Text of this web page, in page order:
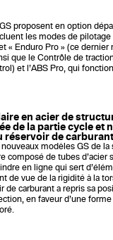
proposent en option
les modes de
« Enduro Pro » (ce dernier
que le Contrôle de
et l’ABS Pro, qui
en acier de
de la partie cycle et
réservoir de
modèles GS de
composé de tubes d’acier
en ligne qui sert
de vue de la rigidité à la
de carburant a repris sa
en faveur d’une